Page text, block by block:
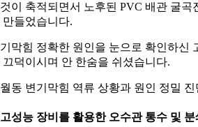
이 축적되면서 노후된 PVC 배관 굴곡
만들었습니다.
막힘 정확한 원인을 눈으로 확인하신
끄덕이시며 안 한숨을 쉬셨습니다.
동 변기막힘 역류 상황과 원인 정밀 진
성능 장비를 활용한 오수관 통수 및 분